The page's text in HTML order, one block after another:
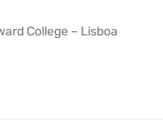
College – Lisboa